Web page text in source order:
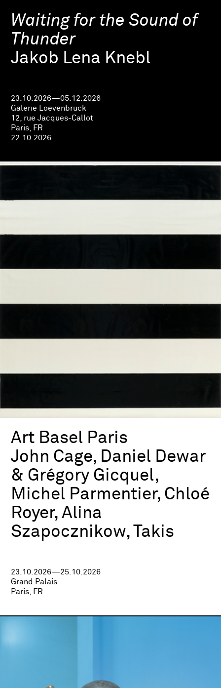
Waiting for the Sound of
Thunder
Jakob Lena Knebl
23.10.2026—05.12.2026
Galerie Loevenbruck
12, rue Jacques-Callot
Paris, FR
22.10.2026
Art Basel Paris
John Cage, Daniel Dewar
& Grégory Gicquel,
Michel Parmentier, Chloé
Royer, Alina
Szapocznikow, Takis
23.10.2026—25.10.2026
Grand Palais
Paris, FR